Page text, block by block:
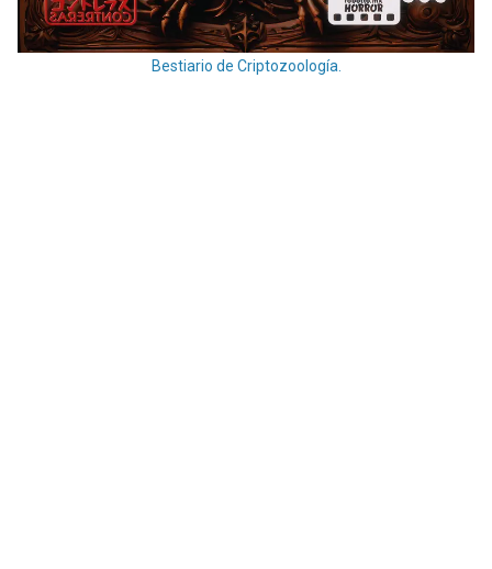
Bestiario de Criptozoología.